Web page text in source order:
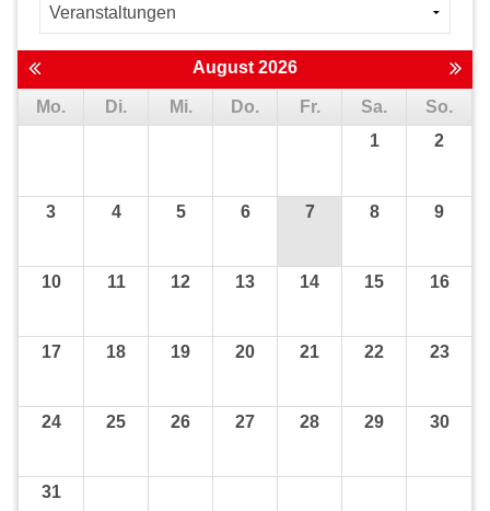
August 2026
Mo. Di. Mi. Do. Fr. Sa.
So.
1
2
3 4 5 6 7 8 9
10 11 12 13 14 15 16
17 18 19 20 21 22 23
24 25 26 27 28 29 30
31